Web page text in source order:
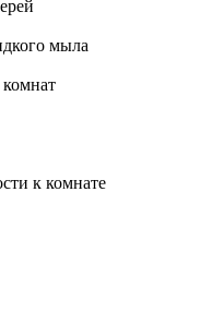
мыла
к комнате